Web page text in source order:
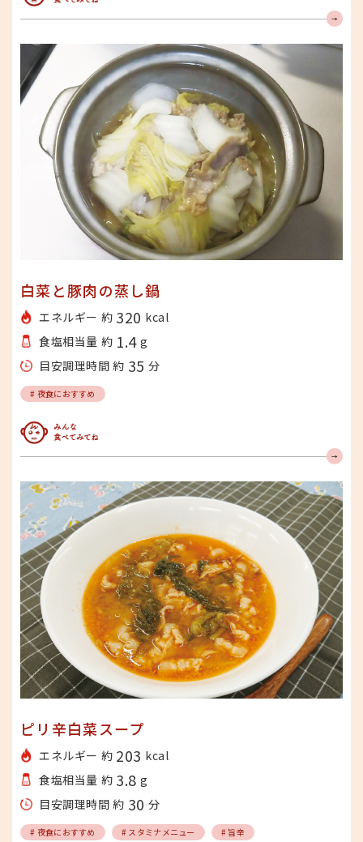
みんな食べてみてね
白菜と豚肉の蒸し鍋
エネルギー 約 320 kcal
食塩相当量 約 1.4 g
目安調理時間 約 35 分
# 夜食におすすめ
みんな食べてみてね
ピリ辛白菜スープ
エネルギー 約 203 kcal
食塩相当量 約 3.8 g
目安調理時間 約 30 分
# 夜食におすすめ # スタミナメニュー # 旨辛